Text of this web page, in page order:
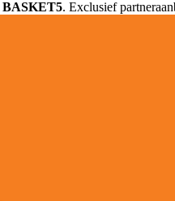
BASKET5. Exclusief